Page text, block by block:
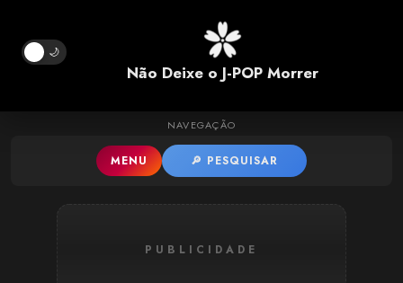
Pular para o conteúdo principal
🌙
Não Deixe o J-POP Morrer
NAVEGAÇÃO
MENU 🔎 PESQUISAR
PUBLICIDADE